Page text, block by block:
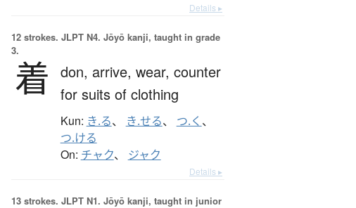
Details ▸
12 strokes. JLPT N4. Jōyō kanji, taught in grade
3.
着 don, arrive, wear, counter
for suits of clothing
Kun: き.る、 き.せる、 つ.く 、
つ.ける
On: チャク、 ジャク
Details ▸
13 strokes. JLPT N1. Jōyō kanji, taught in junior